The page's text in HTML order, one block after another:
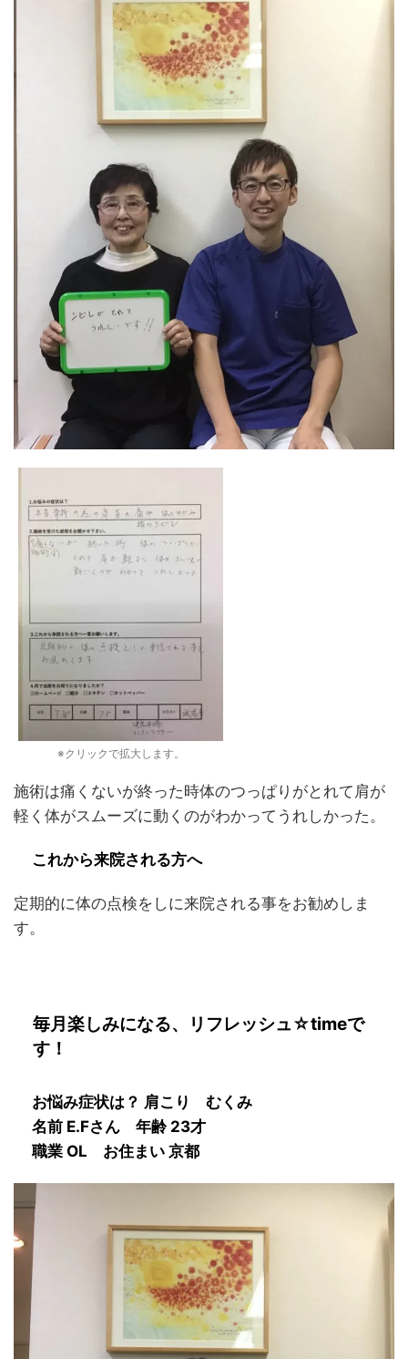
※クリックで拡大します。
施術は痛くないが終った時体のつっぱりがとれて肩が
軽く体がスムーズに動くのがわかってうれしかった。
これから来院される方へ
定期的に体の点検をしに来院される事をお勧めしま
す。
毎月楽しみになる、リフレッシュ☆timeで
す！
お悩み症状は？ 肩こり むくみ
名前 E.Fさん 年齢 23才
職業 OL お住まい 京都